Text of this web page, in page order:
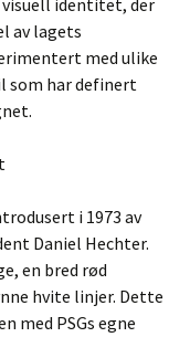
visuell identitet, der
av lagets
med ulike
som har definert
i 1973 av
Daniel Hechter.
en bred rød
hvite linjer. Dette
med PSGs egne